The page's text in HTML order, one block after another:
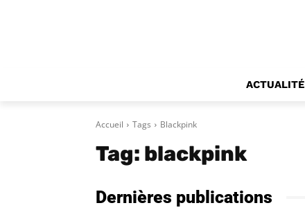
ACTUALITÉ
Accueil Tags Blackpink
Tag: blackpink
Dernières publications